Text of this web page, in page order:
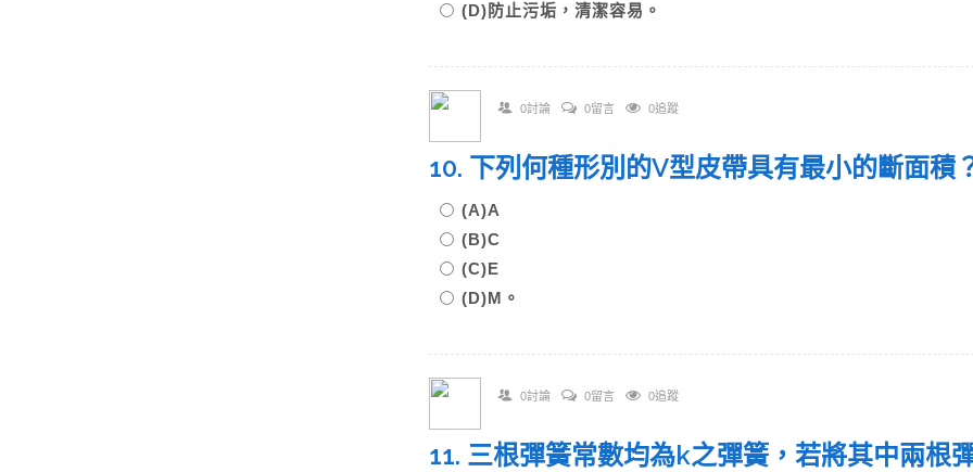
(D)防止污垢，清潔容易。
0討論 0留言 0追蹤
10. 下列何種形別的V型皮帶具有最小的斷面積
(A)A
(B)C
(C)E
(D)M。
0討論 0留言 0追蹤
11. 三根彈簧常數均為k之彈簧，若將其中兩根